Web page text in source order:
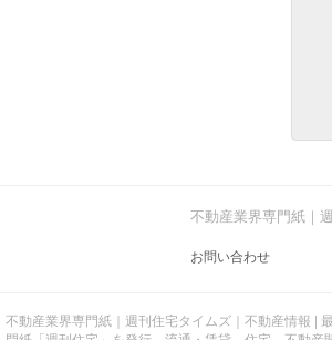
不動産業界専門紙｜
お問い合わせ
不動産業界専門紙｜週刊住宅タイムズ｜不動産情報 |